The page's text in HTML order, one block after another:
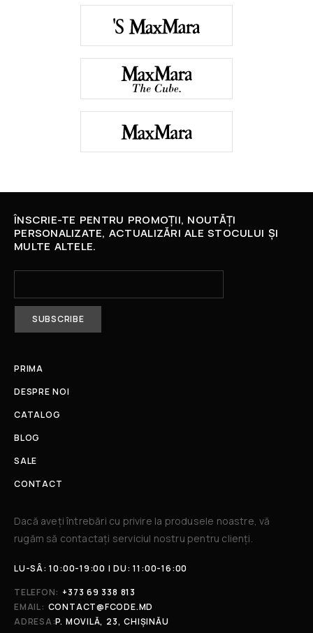
ÎNSCRIE-TE PENTRU PROMOȚII, NOUTĂȚI
PERSONALIZATE, ACTUALIZĂRI ALE STOCULUI ȘI
MULTE ALTELE.
PRIMA
DESPRE NOI
CATALOG
BLOG
SALE
CONTACT
Dacă aveți întrebări cu privire la produsele noastre, vă
rugăm să contactați serviciul nostru pentru clienți.​
LU-SÂ: 10:00-19:00 | DU: 11:00-16:00
TELEFON: +373 69 338 813
EMAIL: CONTACT@FCODE.MD
ADRESA:P. MOVILĂ, 23, CHIȘINĂU